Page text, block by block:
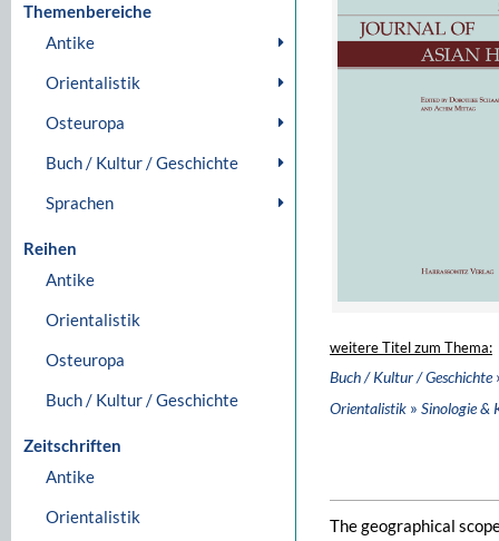
Themenbereiche
Antike
Orientalistik
Osteuropa
Buch / Kultur / Geschichte
Sprachen
Reihen
Antike
Orientalistik
Osteuropa
Buch / Kultur / Geschichte
Zeitschriften
Antike
Orientalistik
weitere Titel zum Thema:
Buch / Kultur / Geschichte
Orientalistik » Sinologie &
The geographical